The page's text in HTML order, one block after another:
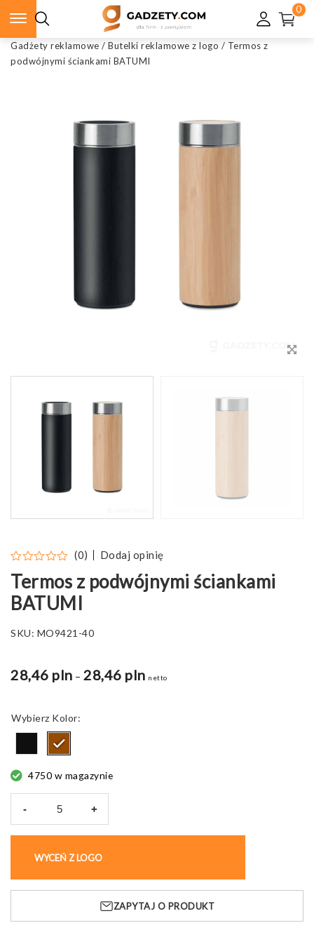
0
Gadżety reklamowe / Butelki reklamowe z logo / Termos z
podwójnymi ściankami BATUMI
(0) Dodaj opinię
Termos z podwójnymi ściankami
BATUMI
SKU: MO9421-40
28,46 pln – 28,46 plnZakres
netto
Kolor
4750 w magazynie
-
podwójnymi
ściankami
BATUMI
+
WYCEŃ Z LOGO
ZAPYTAJ O PRODUKT